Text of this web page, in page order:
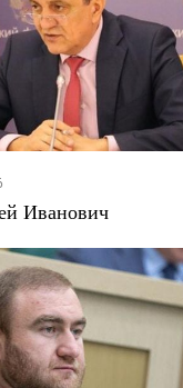
Иванович